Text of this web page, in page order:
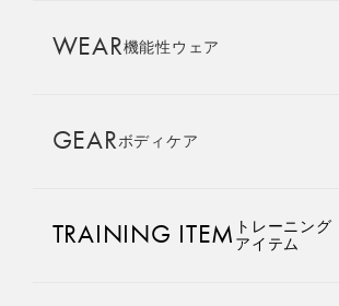
SIXPAD APP
COLUMN
LARGE ORDER⼤⼝注⽂窓⼝
WEAR機能性ウェア
GEARボディケア
TRAINING ITEM トレーニング
アイテム